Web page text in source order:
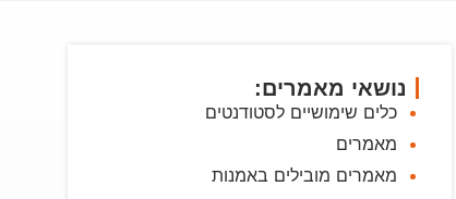
נושאי מאמרים:
כלים שימושיים לסטודנטים
מאמרים
מאמרים מובילים באמנות